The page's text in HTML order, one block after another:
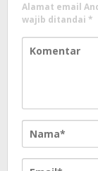
Alamat email
wajib ditandai *